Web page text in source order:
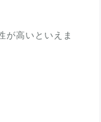
が高いといえま